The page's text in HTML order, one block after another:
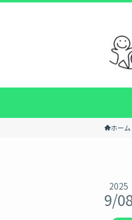
ホーム
2025
9/